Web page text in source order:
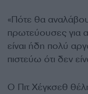
«Πότε θα
πρωτεύουσες για
είναι ήδη πολύ
πιστεύω ότι δεν
Ο Πιτ Χέγκσεθ